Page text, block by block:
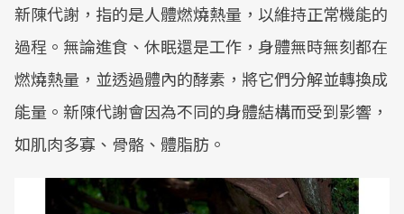
新陳代謝，指的是人體燃燒熱量，以維持正常機能的
過程。無論進食、休眠還是工作，身體無時無刻都在
燃燒熱量，並透過體內的酵素，將它們分解並轉換成
能量。新陳代謝會因為不同的身體結構而受到影響，
如肌肉多寡、骨骼、體脂肪。